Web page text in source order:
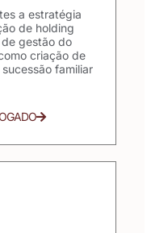
a estratégia
de holding
gestão do
criação de
familiar